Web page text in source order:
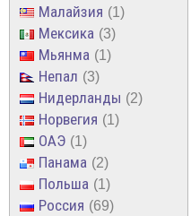
Малайзия 1
Мексика 3
Мьянма 1
Непал 3
Нидерланды 2
Норвегия 1
ОАЭ 1
Панама 2
Польша 1
Россия 69